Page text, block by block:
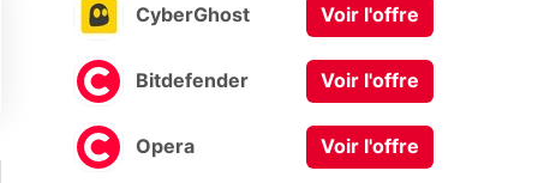
CyberGhost Voir l'offre
Bitdefender Voir l'offre
Opera Voir l'offre